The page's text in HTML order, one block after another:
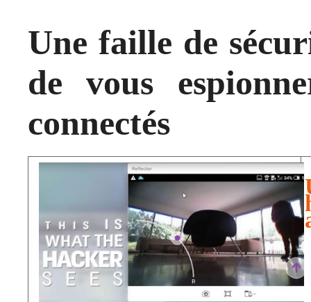
Une faille de
de vous
connectés